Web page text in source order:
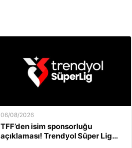
06/08/2026
TFF’den isim sponsorluğu
açıklaması! Trendyol Süper Lig…